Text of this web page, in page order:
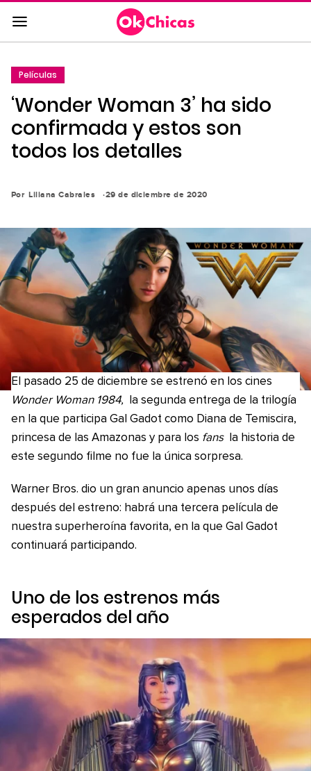
Saltar
al
contenido
a
la
navegación
principal
Películas
‘Wonder Woman 3’ ha sido
confirmada y estos son
todos los detalles
Por Liliana Cabrales 29 de diciembre de 2020
El pasado 25 de diciembre se estrenó en los cines
Wonder Woman 1984,
la segunda entrega de la trilogía
en la que participa Gal Gadot como Diana de Temiscira,
princesa de las Amazonas y para los fans
la historia de
este segundo filme no fue la única sorpresa.
Warner Bros. dio un gran anuncio apenas unos días
después del estreno: habrá una tercera película de
nuestra superheroína favorita, en la que Gal Gadot
continuará participando.
Uno de los estrenos más
esperados del año